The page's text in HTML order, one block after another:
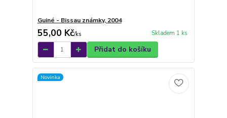
Guiné - Bissau známky, 2004
55,00 Kč/ks Skladem 1 ks
Přidat do košíku
Novinka